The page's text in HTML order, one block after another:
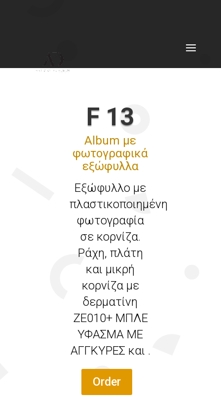
F 13
Album με
φωτογραφικά
εξώφυλλα
Εξώφυλλο με
πλαστικοποιημένη
φωτογραφία
σε κορνίζα.
Ράχη, πλάτη
και μικρή
κορνίζα με
δερματίνη
ΖΕ010+ ΜΠΛΕ
ΥΦΑΣΜΑ ΜΕ
ΑΓΓΚΥΡΕΣ και .
Order